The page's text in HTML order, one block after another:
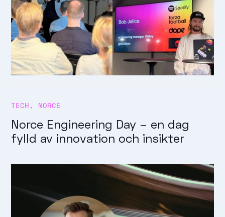
TECH, NORCE
Norce Engineering Day – en dag
fylld av innovation och insikter